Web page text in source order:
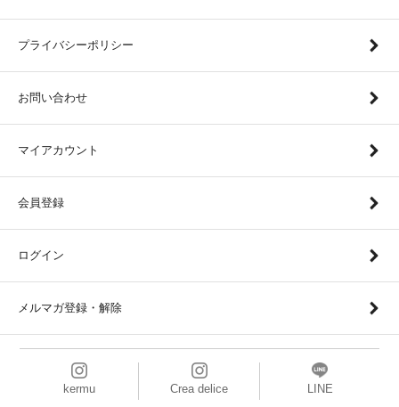
プライバシーポリシー
お問い合わせ
マイアカウント
会員登録
ログイン
メルマガ登録・解除
kermu Crea delice LINE